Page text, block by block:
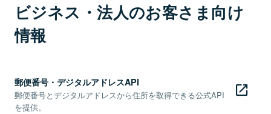
ビジネス・法人のお客さま向け
情報
郵便番号・デジタルアドレスAPI
郵便番号とデジタルアドレスから住所を取得できる公式API
を提供。